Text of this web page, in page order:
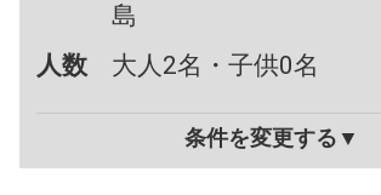
島
人数
大人2名・子供0名
条件を変更する▼